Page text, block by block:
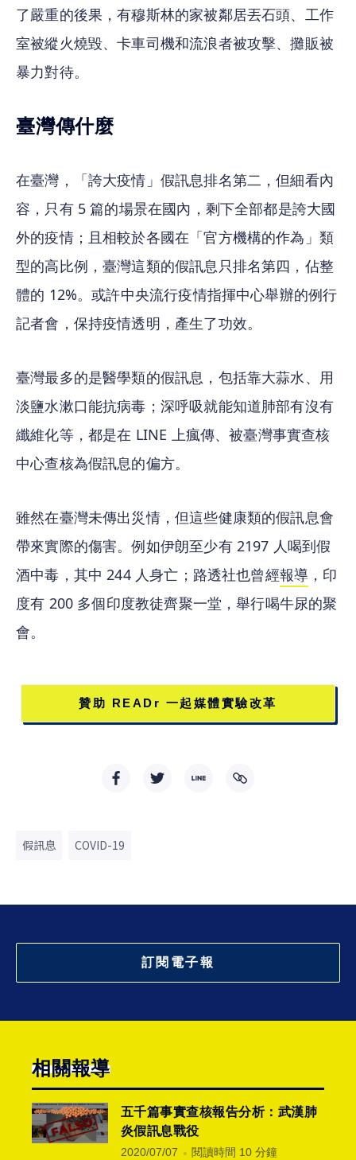
了嚴重的後果，有穆斯林的家被鄰居丟石頭、工作
室被縱火燒毀、卡車司機和流浪者被攻擊、攤販被
暴力對待。
臺灣傳什麼
在臺灣，「誇大疫情」假訊息排名第二，但細看內
容，只有 5 篇的場景在國內，剩下全部都是誇大國
外的疫情；且相較於各國在「官方機構的作為」類
型的高比例，臺灣這類的假訊息只排名第四，佔整
體的 12%。或許中央流行疫情指揮中心舉辦的例行
記者會，保持疫情透明，產生了功效。
臺灣最多的是醫學類的假訊息，包括靠大蒜水、用
淡鹽水漱口能抗病毒；深呼吸就能知道肺部有沒有
纖維化等，都是在 LINE 上瘋傳、被臺灣事實查核
中心查核為假訊息的偏方。
雖然在臺灣未傳出災情，但這些健康類的假訊息會
帶來實際的傷害。例如伊朗至少有 2197 人喝到假
酒中毒，其中 244 人身亡；路透社也曾經報導 ，印
度有 200 多個印度教徒齊聚一堂，舉行喝牛尿的聚
會。
贊助 READr 一起媒體實驗改革
假訊息 COVID-19
訂閱電子報
相關報導
五千篇事實查核報告分析：武漢肺
炎假訊息戰役
2020/07/07 閱讀時間 10 分鐘